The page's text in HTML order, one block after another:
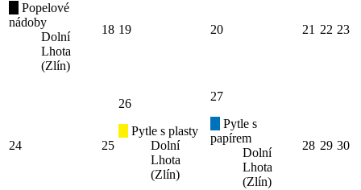
Popelové
nádoby
Dolní
Lhota
(Zlín)
18 19 20 21 22 23
24 25
26
Pytle s plasty
Dolní
Lhota
(Zlín)
27
Pytle s
papírem
Dolní
Lhota
(Zlín)
28 29 30